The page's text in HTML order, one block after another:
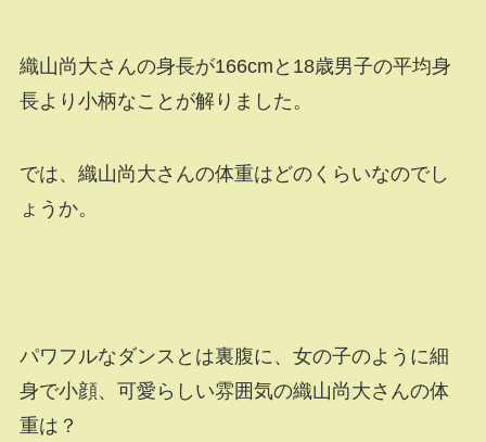
織山尚大さんの身長が166cmと18歳男子の平均身
長より小柄なことが解りました。
では、織山尚大さんの体重はどのくらいなのでし
ょうか。
パワフルなダンスとは裏腹に、女の子のように細
身で小顔、可愛らしい雰囲気の織山尚大さんの体
重は？